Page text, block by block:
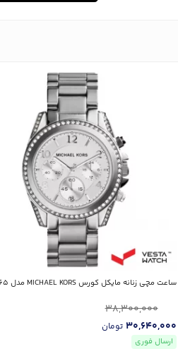
ساعت مچی زنانه مایکل کورس MICHAEL KORS مدل MK5165
38,300,000
30,640,000 تومان
ارسال فوری